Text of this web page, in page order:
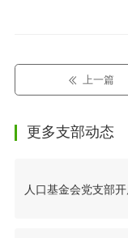
上一篇
更多支部动态
人口基金会党支部